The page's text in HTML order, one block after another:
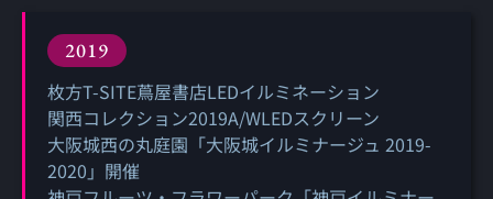
2019
枚方T-SITE蔦屋書店LEDイルミネーション
関西コレクション2019A/WLEDスクリーン
大阪城西の丸庭園「大阪城イルミナージュ 2019-
2020」開催